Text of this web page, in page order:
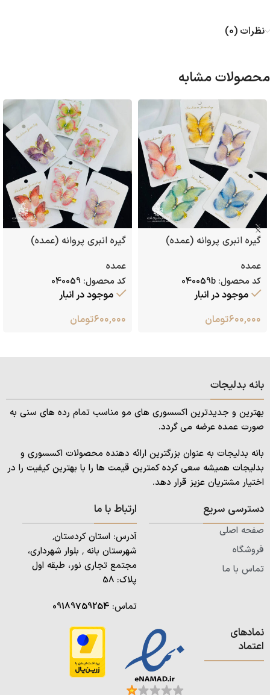
نظرات (0)
محصولات مشابه
گیره انبری پروانه (عمده)
عمده
کد محصول: 040059b
موجود در انبار
۶۰۰,۰۰۰تومان
گیره انبری پروانه (عمده)
عمده
کد محصول: 040059
موجود در انبار
۶۰۰,۰۰۰تومان
بانه بدلیجات
بهترین و جدیدترین اکسسوری های مو مناسب تمام رده های سنی به
صورت عمده عرضه می گردد.
بانه بدلیجات به عنوان بزرگترین ارائه دهنده محصولات اکسسوری و
بدلیجات همیشه سعی کرده کمترین قیمت ها را با بهترین کیفیت را در
اختیار مشتریان عزیز قرار دهد.
دسترسی سریع
صفحه اصلی
فروشگاه
تماس با ما
ارتباط با ما
آدرس: استان کردستان٬
شهرستان بانه ٬ بلوار شهرداری،
مجتمع تجاری نور، طبقه اول
پلاک: 58
تماس: 09189759254
نمادهای
اعتماد